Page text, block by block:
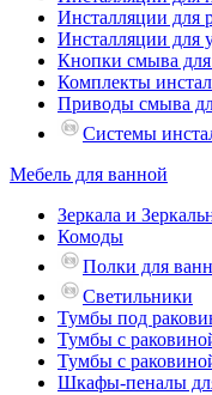
Инсталляции для
Инсталляции для
Кнопки смыва
Комплекты
Приводы смыва
Системы
Мебель для ванной
Зеркала и
Комоды
Полки для
Светильники
Тумбы под
Тумбы с
Тумбы с
Шкафы-пеналы